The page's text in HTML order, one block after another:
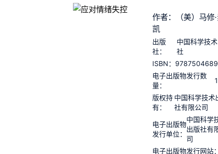
作者：（美）马修
凯
出版
社：
中国科学技
社
ISBN：
电子出版物发行数
量：
版权持
有：
中国科学技术
社有限公司
电子出版物
发行单位：
中国科学
出版社有
司
电子出版物发行网站